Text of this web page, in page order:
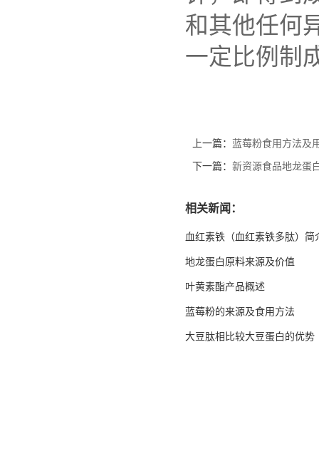
和其他任何
一定比例制
上一篇： 蓝莓粉食用方法及
下一篇： 新资源食品地龙蛋
相关新闻：
血红素铁（血红素铁多肽）简
地龙蛋白原料来源及价值
叶黄素酯产品概述
蓝莓粉的来源及食用方法
大豆肽相比较大豆蛋白的优势